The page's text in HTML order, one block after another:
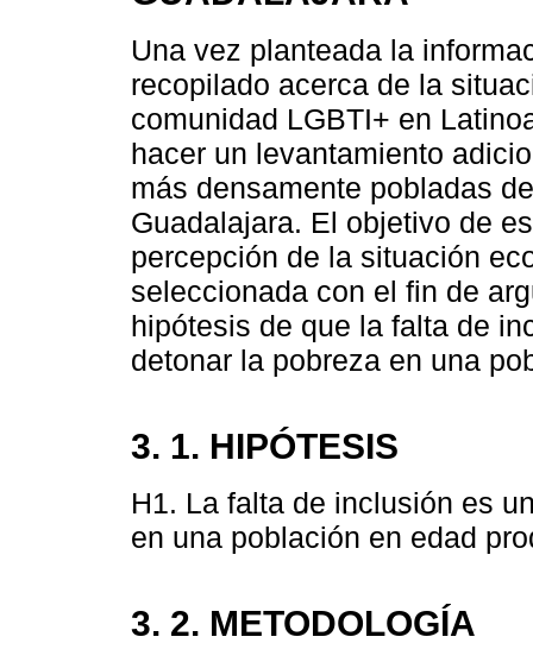
Una vez planteada la
recopilado acerca de la
comunidad LGBTI+ en
hacer un levantamiento
más densamente pobladas
Guadalajara. El objetivo de
percepción de la situación
seleccionada con el fin de
hipótesis de que la falta de
detonar la pobreza en una
3. 1. HIPÓTESIS
H1. La falta de inclusión es
en una población en edad
3. 2. METODOLOGÍA